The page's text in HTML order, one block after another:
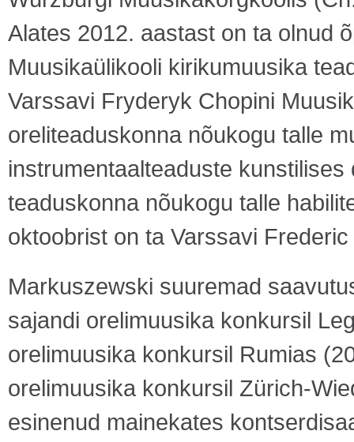
Alates 2012. aastast on ta olnud
Muusikaülikooli kirikumuusika
Varssavi Fryderyk Chopini
oreliteaduskonna nõukogu talle
instrumentaalteaduste
teaduskonna nõukogu talle
oktoobrist on ta Varssavi
Markuszewski suuremad
sajandi orelimuusika konkursil
orelimuusika konkursil Rumias
orelimuusika konkursil Zürich-
esinenud mainekates